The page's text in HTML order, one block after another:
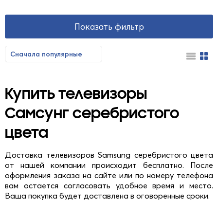
Показать фильтр
Сначала популярные
Купить телевизоры
Самсунг серебристого
цвета
Доставка телевизоров Samsung серебристого цвета
от нашей компании происходит бесплатно. После
оформления заказа на сайте или по номеру телефона
вам остается согласовать удобное время и место.
Ваша покупка будет доставлена в оговоренные сроки.